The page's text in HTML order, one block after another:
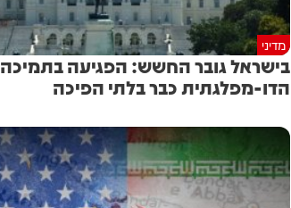
מדיני
בישראל גובר החשש: הפגיעה בתמיכה
הדו-מפלגתית כבר בלתי הפיכה